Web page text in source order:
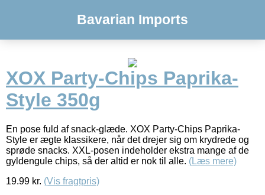
Bavarian Imports
XOX Party-Chips Paprika-
Style 350g
En pose fuld af snack-glæde. XOX Party-Chips Paprika-
Style er ægte klassikere, når det drejer sig om krydrede og
sprøde snacks. XXL-posen indeholder ekstra mange af de
gyldengule chips, så der altid er nok til alle. (Læs mere)
19.99 kr. (Vis fragtpris)